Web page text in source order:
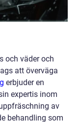
och väder och
att överväga
erbjuder en
expertis inom
av
behandling som